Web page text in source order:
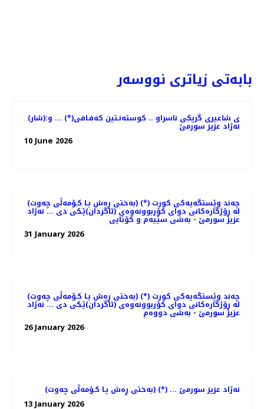
بابەتی زیاتری نووسەر
(شار)ی شاعیری گریكی ناسراو .. كوسته‌نـتین كه‌فـافی(*) ... و:
نه‌ژاد عزیز سورمێ
10 June 2026
(به‌ختی ڕه‌ش یـا كـۆمه‌ڵی چه‌وت) (*) چه‌ند وێستگه‌یه‌كی كورت
له‌ ڕۆژگاره‌كانی دوای كۆربوونه‌وه‌ی (ئاگردان)ێـكی دی ... نه‌ژاد
عزیز سورمێ - به‌شی سێیه‌م و كۆتایی
31 January 2026
(به‌ختی ڕه‌ش یـا كـۆمه‌ڵی چه‌وت) (*) چه‌ند وێستگه‌یه‌كی كورت
له‌ ڕۆژگاره‌كانی دوای كۆربوونه‌وه‌ی (ئاگردان)ێـكی دی ... نه‌ژاد
عزیز سورمێ - به‌شی دووه‌م
26 January 2026
(به‌ختی ڕه‌ش یـا كـۆمه‌ڵی چه‌وت) (*) ... نه‌ژاد عزیز سورمێ
13 January 2026